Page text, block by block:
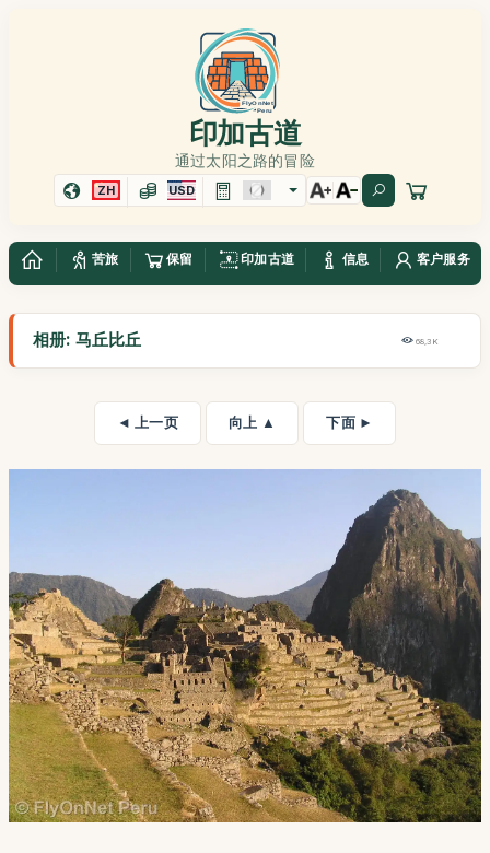
印加古道
通过太阳之路的冒险
ZH USD
苦旅 保留 印加古道 信息 客户服务
相册: 马丘比丘 68,3K
◄ 上一页 向上 ▲ 下面 ►